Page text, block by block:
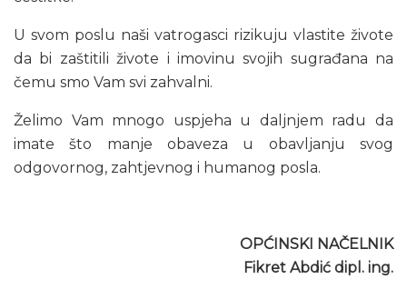
U svom poslu naši vatrogasci rizikuju vlastite živote
da bi zaštitili živote i imovinu svojih sugrađana na
čemu smo Vam svi zahvalni.
Želimo Vam mnogo uspjeha u daljnjem radu da
imate što manje obaveza u obavljanju svog
odgovornog, zahtjevnog i humanog posla.
OPĆINSKI NAČELNIK
Fikret Abdić dipl. ing.